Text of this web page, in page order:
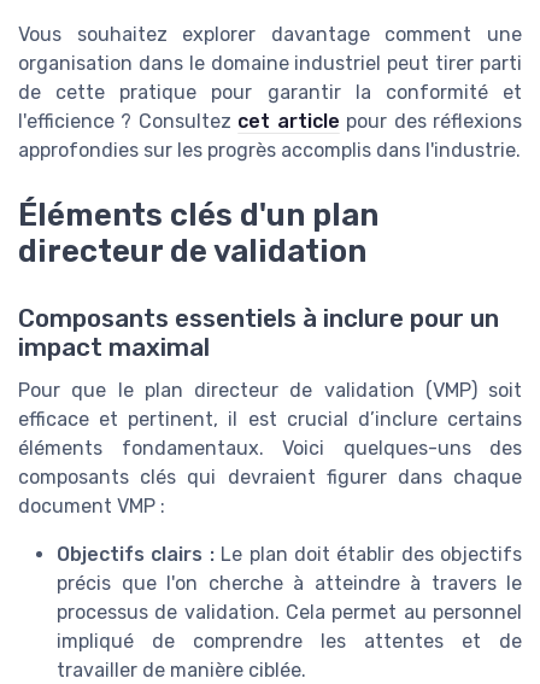
Vous souhaitez explorer davantage comment une
organisation dans le domaine industriel peut tirer parti
de cette pratique pour garantir la conformité et
l'efficience ? Consultez cet article pour des réflexions
approfondies sur les progrès accomplis dans l'industrie.
Éléments clés d'un plan
directeur de validation
Composants essentiels à inclure pour un
impact maximal
Pour que le plan directeur de validation (VMP) soit
efficace et pertinent, il est crucial d’inclure certains
éléments fondamentaux. Voici quelques-uns des
composants clés qui devraient figurer dans chaque
document VMP :
Objectifs clairs : Le plan doit établir des objectifs
précis que l'on cherche à atteindre à travers le
processus de validation. Cela permet au personnel
impliqué de comprendre les attentes et de
travailler de manière ciblée.